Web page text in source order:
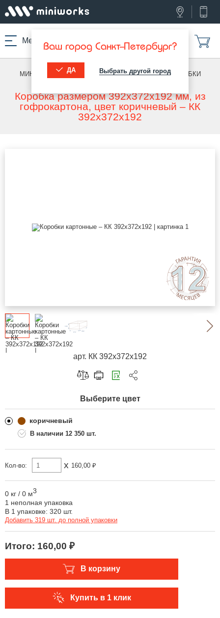
Меню Ваш город Санкт-Петербург?
ДА Выбрать другой город
МИНИВОРКС ПРО УПАКОВКА, ИНСТРУМЕНТ /КОРОБКИ
Коробка размером 392х372х192 мм, из
гофрокартона, цвет коричневый – КК
392х372х192
арт. КК 392х372х192
Скопировать ссылку
Telegram
Одноклассники
Выберите цвет
коричневый
12 350 шт.
Кол-во: x 160,00 ₽
0 кг / 0 м3
1 неполная упаковка
В 1 упаковке: 320 шт.
Добавить 319 шт. до полной упаковки
Итого: 160,00 ₽
В корзину
Купить в 1 клик